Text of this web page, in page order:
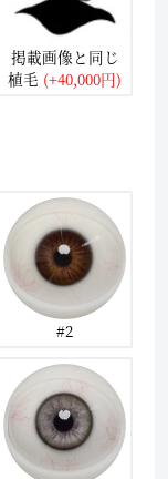
掲載画像と同じ
植毛 (+40,000円)
#2